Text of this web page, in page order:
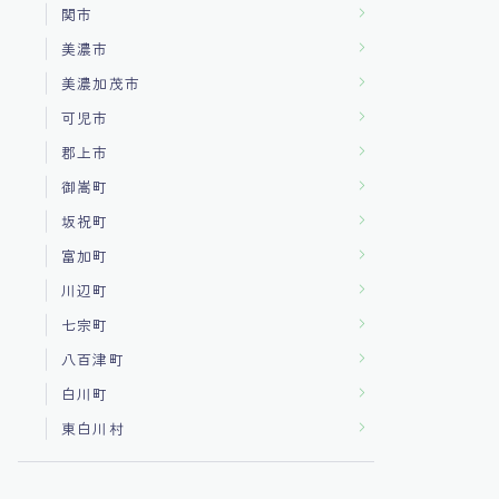
関市
美濃市
美濃加茂市
可児市
郡上市
御嵩町
坂祝町
富加町
川辺町
七宗町
八百津町
白川町
東白川村